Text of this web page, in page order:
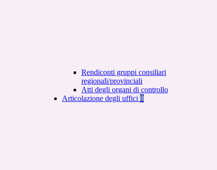
Rendiconti gruppi consiliari
regionali/provinciali
Atti degli organi di controllo
Articolazione degli uffici 8